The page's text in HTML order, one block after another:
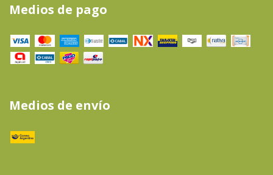
Medios de pago
Medios de envío